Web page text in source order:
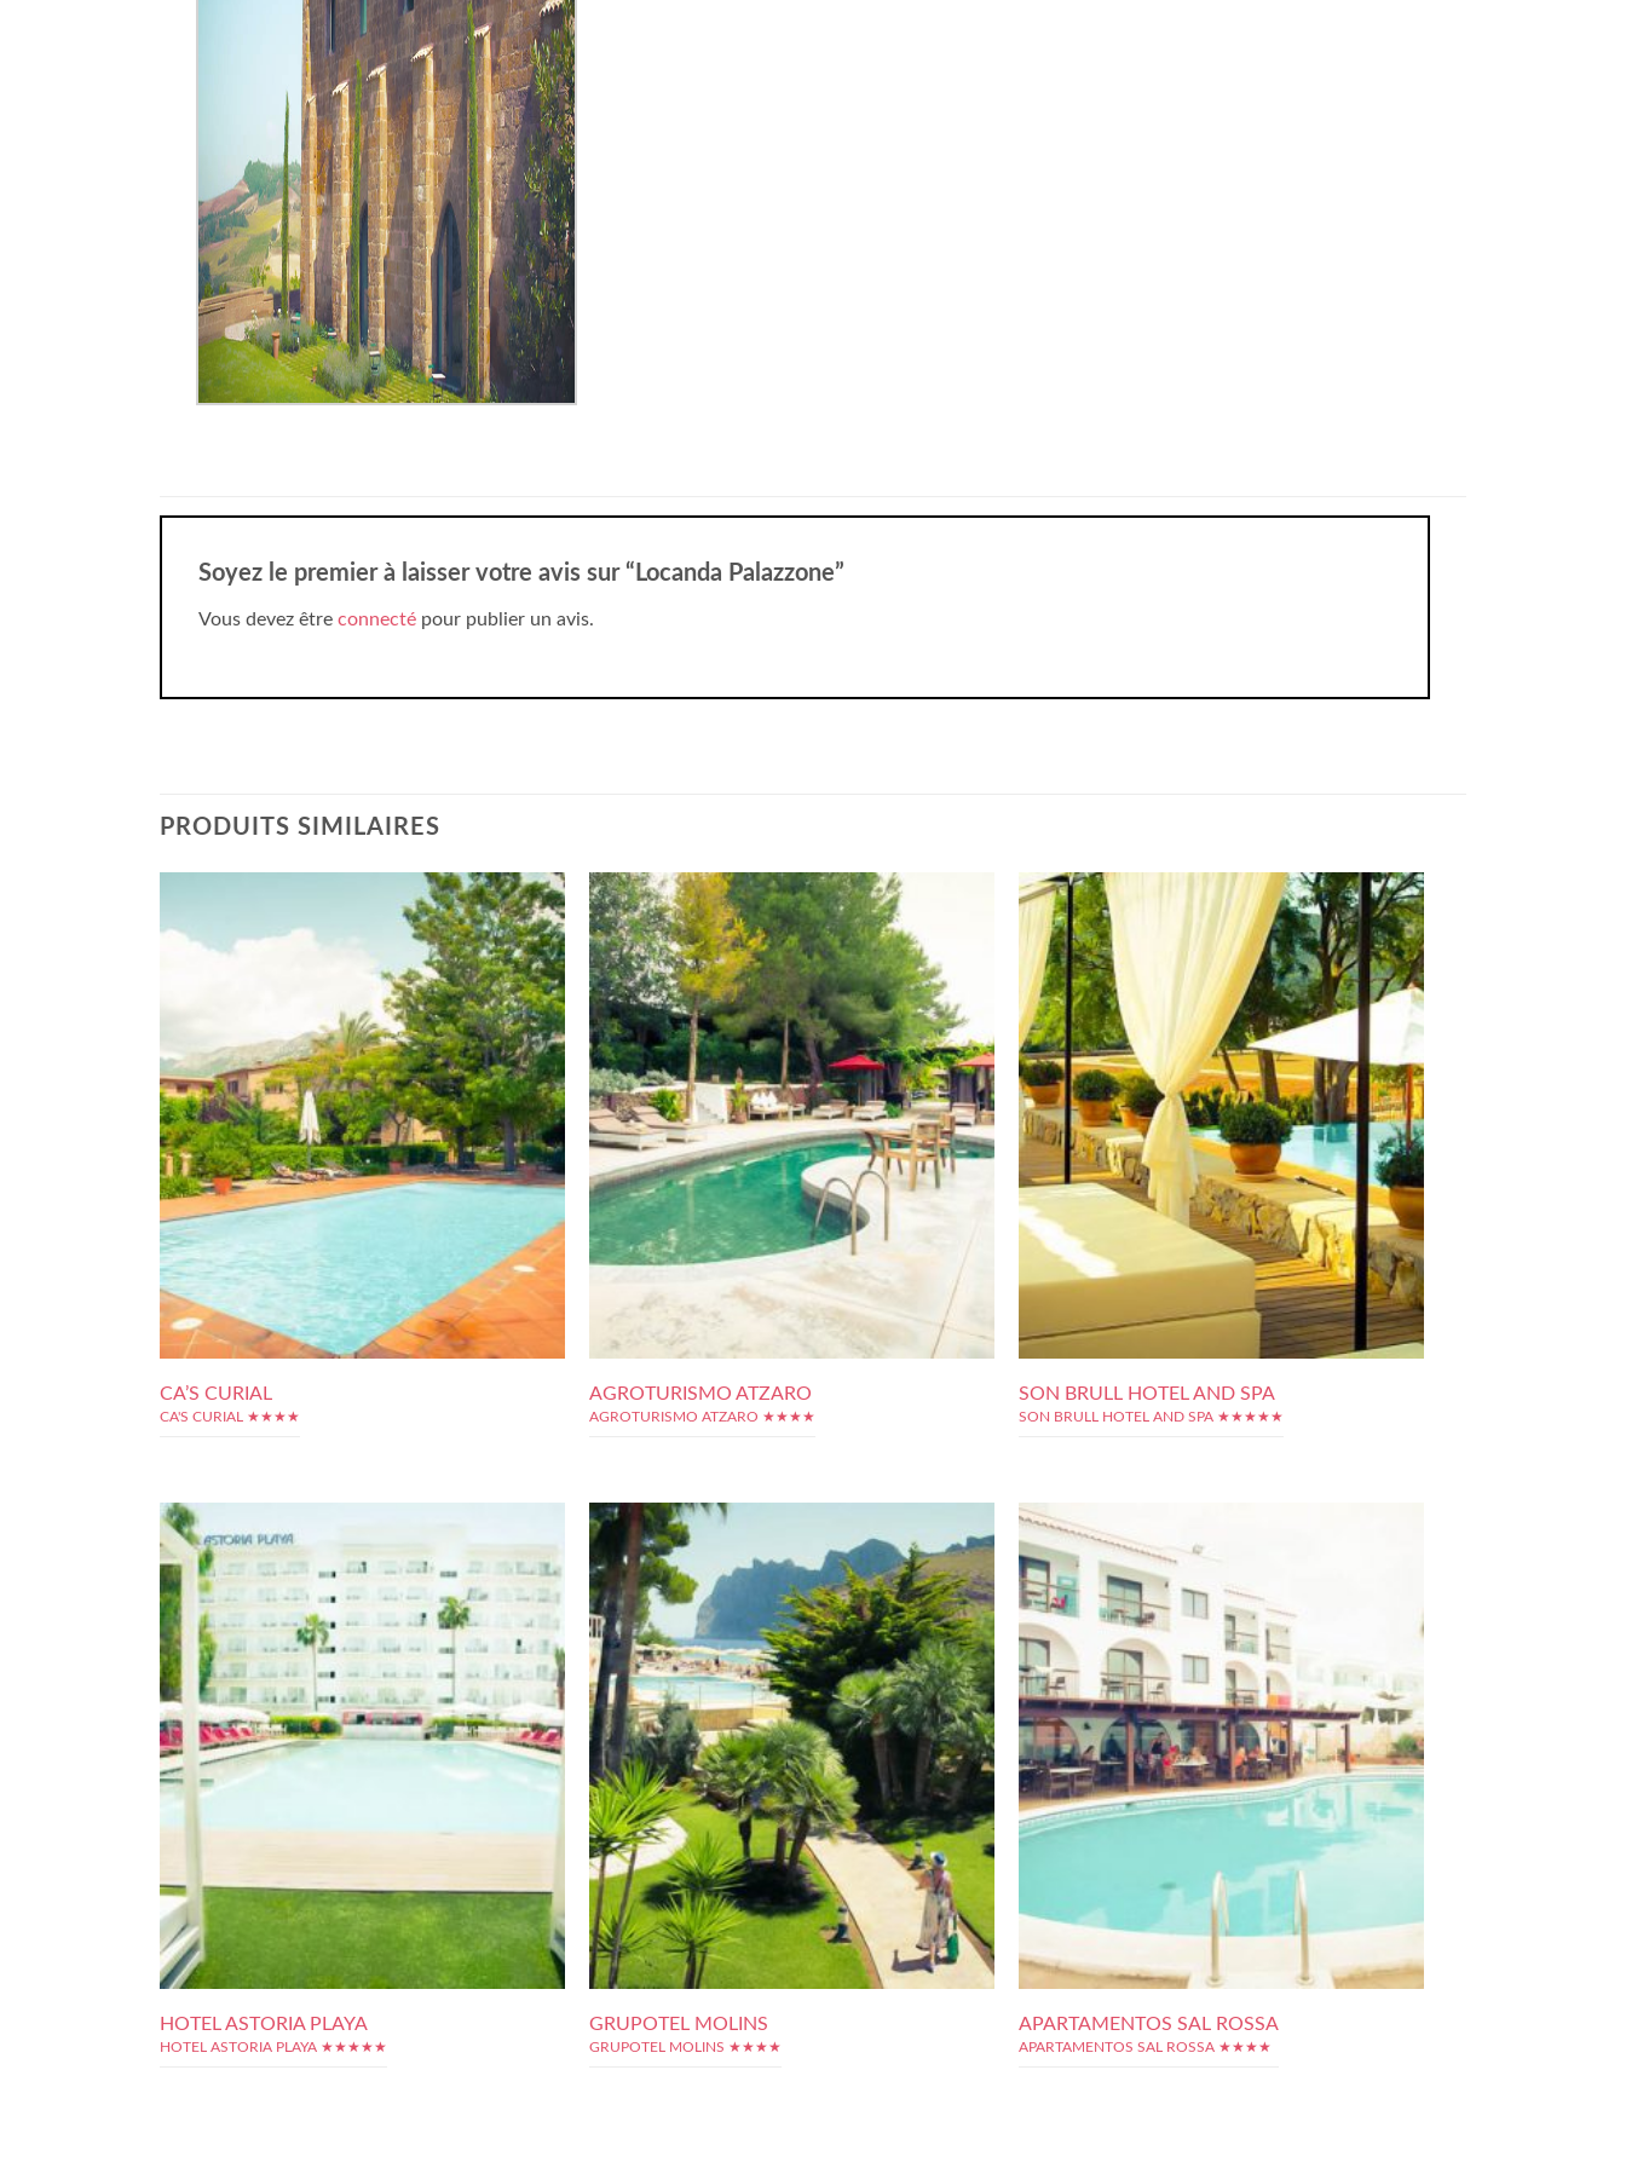
Soyez le premier à laisser votre avis sur “Locanda Palazzone”
Vous devez être connecté pour publier un avis.
PRODUITS SIMILAIRES
CA’S CURIAL
CA'S CURIAL ★★★★
AGROTURISMO ATZARO
AGROTURISMO ATZARO ★★★★
SON BRULL HOTEL AND SPA
SON BRULL HOTEL AND SPA ★★★★★
HOTEL ASTORIA PLAYA
HOTEL ASTORIA PLAYA ★★★★★
GRUPOTEL MOLINS
GRUPOTEL MOLINS ★★★★
APARTAMENTOS SAL ROSSA
APARTAMENTOS SAL ROSSA ★★★★